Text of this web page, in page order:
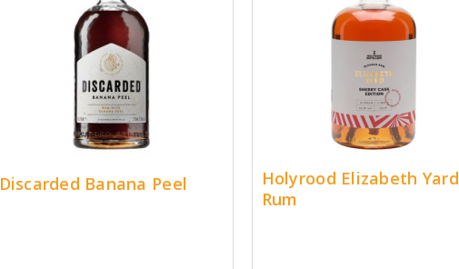
Discarded Banana Peel
Holyrood Elizabeth Yard
Rum